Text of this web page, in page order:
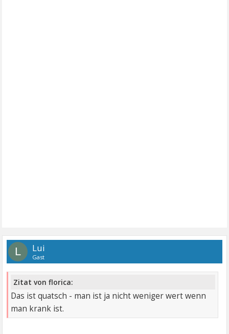
L Lui
Gast
Zitat von florica:
Das ist quatsch - man ist ja nicht weniger wert wenn
man krank ist.